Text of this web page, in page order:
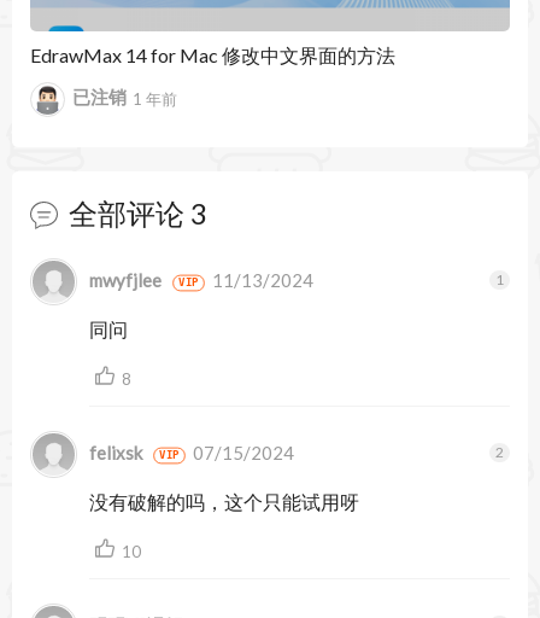
EdrawMax 14 for Mac 修改中文界面的方法
已注销 1 年前
全部评论 3
暂无跟帖
mwyfjlee VIP 11/13/2024
同问
8
felixsk VIP 07/15/2024
没有破解的吗，这个只能试用呀
10